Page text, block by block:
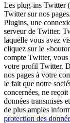
Les plug-ins Twitter
Twitter sur nos
Plugins, une
serveur de Twitter.
laquelle vous avez
cliquez sur le
compte Twitter, vous
votre profil Twitter.
nos pages à votre
le fait que notre
concernées, ne
données transmises
de plus amples
protection des